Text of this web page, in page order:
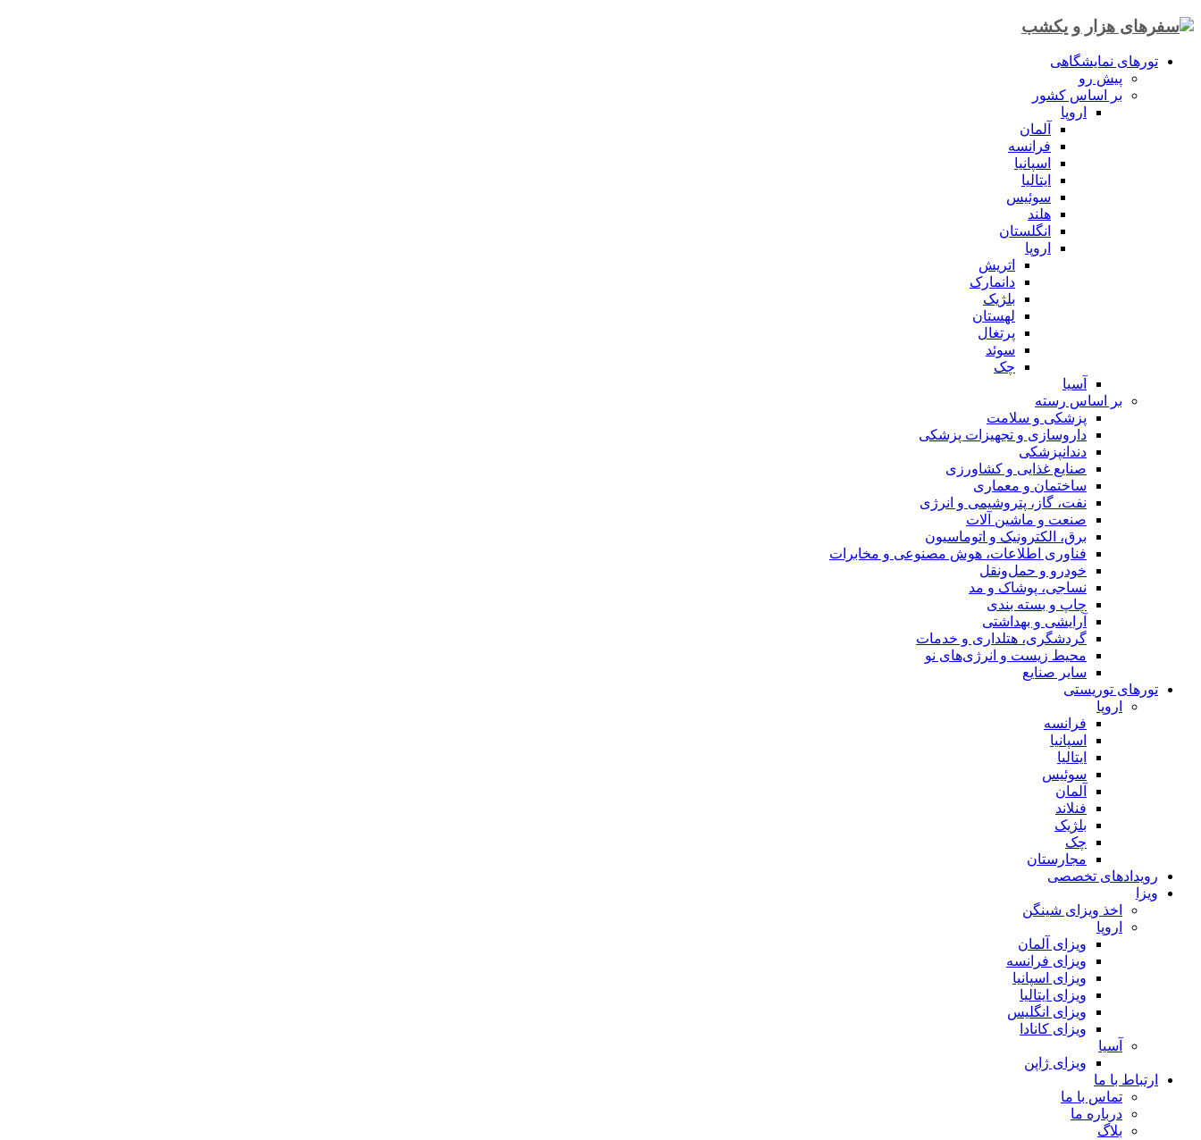
تورهای نمایشگاهی
پیش رو
بر اساس کشور
اروپا
آلمان
فرانسه
اسپانیا
ایتالیا
سوئیس
هلند
انگلستان
اروپا
اتریش
دانمارک
بلژیک
لهستان
پرتغال
سوئد
چک
آسیا
بر اساس رسته
پزشکی و سلامت
داروسازی و تجهیزات پزشکی
دندانپزشکی
صنایع غذایی و کشاورزی
ساختمان و معماری
نفت، گاز، پتروشیمی و انرژی
صنعت و ماشین آلات
برق، الکترونیک و اتوماسیون
فناوری اطلاعات، هوش مصنوعی و مخابرات
خودرو و حمل‌و‌نقل
نساجی، پوشاک و مد
چاپ و بسته بندی
آرایشی و بهداشتی
گردشگری، هتلداری و خدمات
محیط زیست و انرژی‌های نو
سایر صنایع
تورهای توریستی
اروپا
فرانسه
اسپانیا
ایتالیا
سوئیس
آلمان
فنلاند
بلژیک
چک
مجارستان
رویدادهای تخصصی
ویزا
اخذ ویزای شینگن
اروپا
ویزای آلمان
ویزای فرانسه
ویزای اسپانیا
ویزای ایتالیا
ویزای انگلیس
ویزای کانادا
آسیا
ویزای ژاپن
ارتباط با ما
تماس با ما
درباره ما
بلاگ